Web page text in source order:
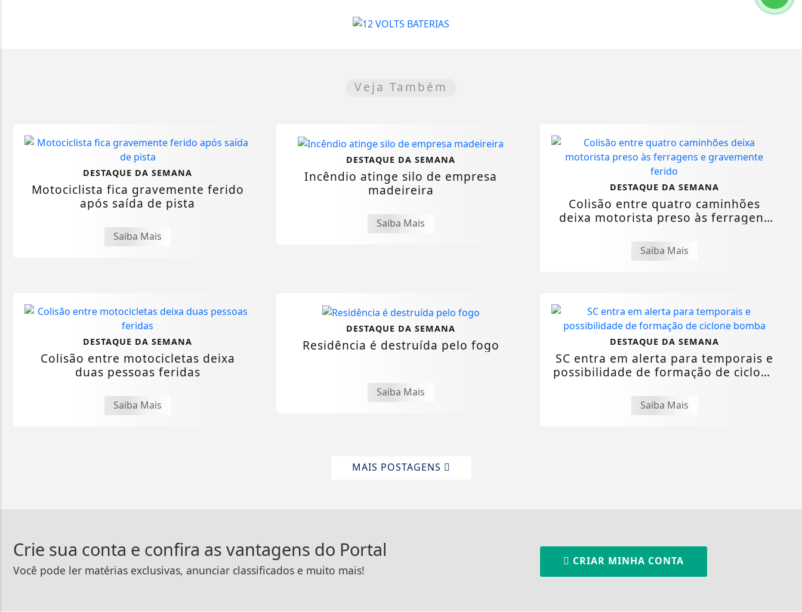
Veja Também
DESTAQUE DA SEMANA
Motociclista fica gravemente ferido
após saída de pista
Saiba Mais
DESTAQUE DA SEMANA
Incêndio atinge silo de empresa
madeireira
Saiba Mais
DESTAQUE DA SEMANA
Colisão entre quatro caminhões
deixa motorista preso às ferragens
Saiba Mais
DESTAQUE DA SEMANA
Colisão entre motocicletas deixa
duas pessoas feridas
Saiba Mais
DESTAQUE DA SEMANA
Residência é destruída pelo fogo
Saiba Mais
DESTAQUE DA SEMANA
SC entra em alerta para temporais e
possibilidade de formação de ciclone
Saiba Mais
MAIS POSTAGENS
Crie sua conta e confira as vantagens do Portal
Você pode ler matérias exclusivas, anunciar classificados e muito mais!
CRIAR MINHA CONTA